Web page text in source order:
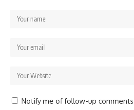
Notify me of follow-up